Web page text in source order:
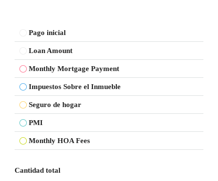
Pago inicial
Loan Amount
Monthly Mortgage Payment
Impuestos Sobre el Inmueble
Seguro de hogar
PMI
Monthly HOA Fees
Cantidad total